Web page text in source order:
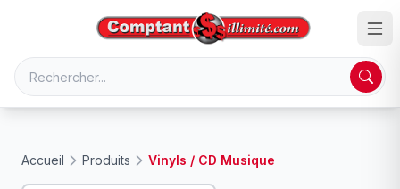
Accueil Produits Vinyls / CD Musique